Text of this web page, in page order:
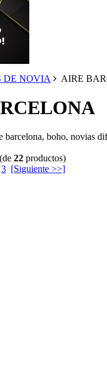
DE NOVIA AIRE
barcelona, boho, novias
(de 22 productos)
3 [Siguiente >>]